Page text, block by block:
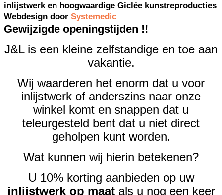
inlijstwerk en hoogwaardige Giclée kunstreproducties
Webdesign door Systemedic
Gewijzigde openingstijden !!
J&L is een kleine zelfstandige en toe aan
vakantie.
Wij waarderen het enorm dat u voor
inlijstwerk of anderszins naar onze
winkel komt en snappen dat u
teleurgesteld bent dat u niet direct
geholpen kunt worden.
Wat kunnen wij hierin betekenen?
U 10% korting aanbieden op uw
inlijstwerk op maatals u nog een keer